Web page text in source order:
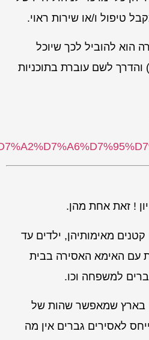
טיפול ו/או שירות ראוי.
הוא להוביל לכך שיוכל
לשם עוברת בתוכניות
! זאת אחת מהן.
מאימותיהן, ילדים עד
עם האימא האסירה בבית
למשפחה וכו.
בארץ שמאפשר שהות של
לאסירים גברים אין מה